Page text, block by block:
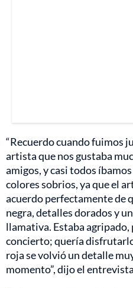
“Recuerdo cuando fuimos
artista que nos gustaba
amigos, y casi todos
colores sobrios, ya que el
acuerdo perfectamente de
negra, detalles dorados y
llamativa. Estaba
concierto; quería
roja se volvió un detalle
momento”, dijo el